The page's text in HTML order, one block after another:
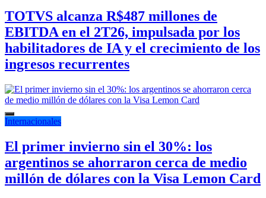
TOTVS alcanza R$487 millones de
EBITDA en el 2T26, impulsada por los
habilitadores de IA y el crecimiento de los
ingresos recurrentes
Internacionales
El primer invierno sin el 30%: los
argentinos se ahorraron cerca de medio
millón de dólares con la Visa Lemon Card